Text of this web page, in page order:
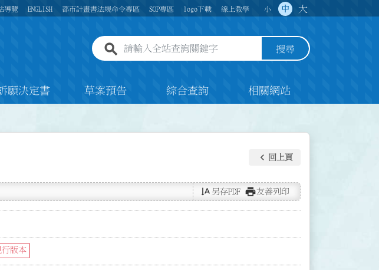
導覽 ENGLISH 都市計畫書法規命令專區 SOP專區 logo下載 線上教學 小 中 大
全站查詢關鍵字欄位 搜尋
願決定書 草案預告 綜合查詢 相關網站
keyboard_arrow_left 回上頁
text_rotate_vertical 另存PDF print友善列印
行版本